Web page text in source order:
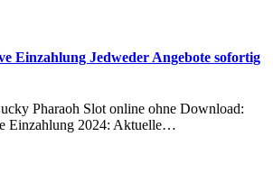
Einzahlung Jedweder Angebote sofortig
Pharaoh Slot online ohne Download:
Einzahlung 2024: Aktuelle…